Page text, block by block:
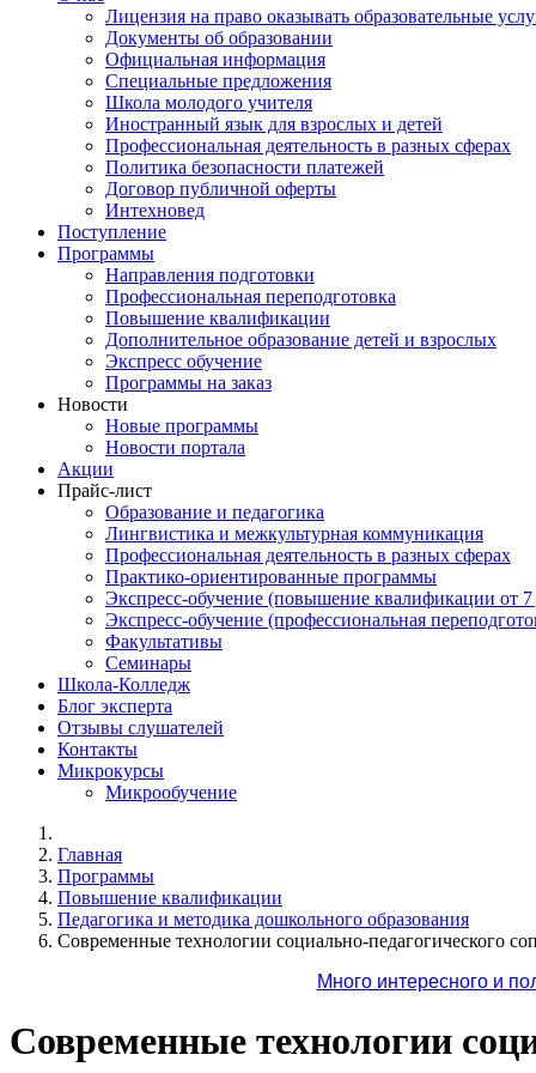
Лицензия на право оказывать образовательные
Документы об образовании
Официальная информация
Специальные предложения
Школа молодого учителя
Иностранный язык для взрослых и детей
Профессиональная деятельность в разных сферах
Политика безопасности платежей
Договор публичной оферты
Интехновед
Поступление
Программы
Направления подготовки
Профессиональная переподготовка
Повышение квалификации
Дополнительное образование детей и взрослых
Экспресс обучение
Программы на заказ
Новости
Новые программы
Новости портала
Акции
Прайс-лист
Образование и педагогика
Лингвистика и межкультурная коммуникация
Профессиональная деятельность в разных сферах
Практико-ориентированные программы
Экспресс-обучение (повышение квалификации от
Экспресс-обучение (профессиональная
Факультативы
Семинары
Школа-Колледж
Блог эксперта
Отзывы слушателей
Контакты
Микрокурсы
Микрообучение
Главная
Программы
Повышение квалификации
Педагогика и методика дошкольного образования
Современные технологии социально-педагогического
Много интересного и
Современные технологии